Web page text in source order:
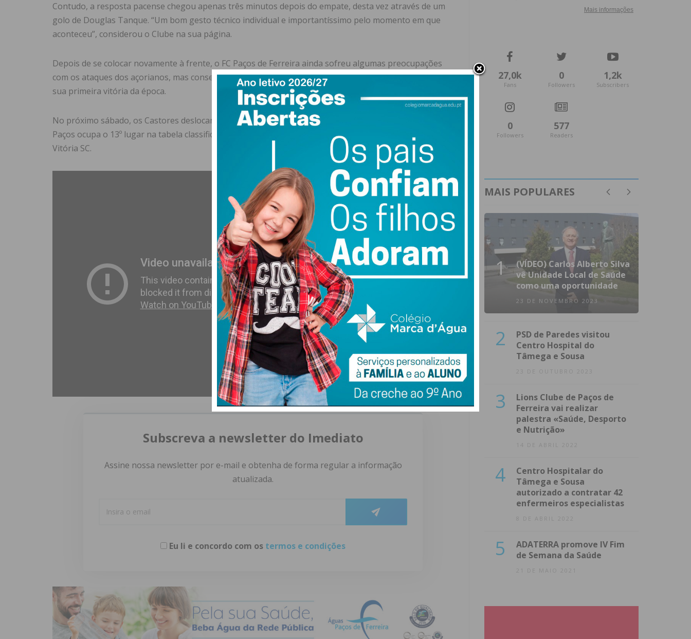
Contudo, a resposta pacense chegou apenas três minutos depois do empate, desta vez através de um
golo de Douglas Tanque. “Um bom gesto técnico individual e importantíssimo pelo momento em que
aconteceu”, considerou o Clube na sua página.
Depois de se colocar novamente à frente, o FC Paços de Ferreira ainda sofreu algumas preocupações
com os ataques dos açorianos, mas conseguiu aguentar o resultado até ao apito final, conseguindo a
sua primeira vitória da época.
No próximo sábado, os Castores deslocam-se à Madeira para defrontar o Nacional, para a 5ª jornada. O
Paços ocupa o 13º lugar na tabela classificativa, com quatro pontos, os mesmos que Portimonense e
Vitória SC.
Subscreva a newsletter do Imediato
Assine nossa newsletter por e-mail e obtenha de forma regular a informação
atualizada.
Eu li e concordo com os termos e condições
27,0k
Fans
0
Followers
1,2k
Subscribers
0
Followers
577
Readers
MAIS POPULARES
1
(VÍDEO) Carlos Alberto Silva
vê Unidade Local de Saúde
como uma oportunidade
23 DE NOVEMBRO 2023
2
PSD de Paredes visitou
Centro Hospital do
Tâmega e Sousa
23 DE OUTUBRO 2023
3
Lions Clube de Paços de
Ferreira vai realizar
palestra «Saúde, Desporto
e Nutrição»
14 DE ABRIL 2022
4
Centro Hospitalar do
Tâmega e Sousa
autorizado a contratar 42
enfermeiros especialistas
8 DE ABRIL 2022
5
ADATERRA promove IV Fim
de Semana da Saúde
21 DE MAIO 2021